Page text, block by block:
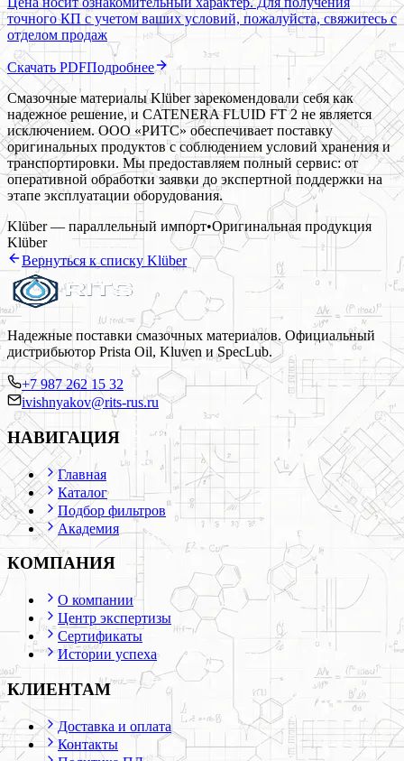
точного КП с учетом ваших условий, пожалуйста, свяжитесь с
отделом продаж
Скачать PDFПодробнее
Смазочные материалы Klüber зарекомендовали себя как
надежное решение, и CATENERA FLUID FT 2 не является
исключением. ООО «РИТС» обеспечивает поставку
оригинальных продуктов с соблюдением условий хранения и
транспортировки. Мы предоставляем полный сервис: от
оперативной обработки заявки до экспертной поддержки на
этапе эксплуатации оборудования.
Klüber — параллельный импорт•Оригинальная продукция
Klüber
Вернуться к списку Klüber
Надежные поставки смазочных материалов. Официальный
дистрибьютор Prista Oil, Kluven и SpecLub.
+7 987 262 15 32
ivishnyakov@rits-rus.ru
НАВИГАЦИЯ
Главная
Каталог
Подбор фильтров
Академия
КОМПАНИЯ
О компании
Центр экспертизы
Сертификаты
Истории успеха
КЛИЕНТАМ
Доставка и оплата
Контакты